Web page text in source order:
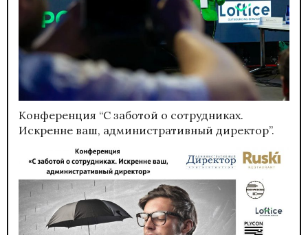
Конференция “С заботой о сотрудниках.
Искренне ваш, административный директор”.